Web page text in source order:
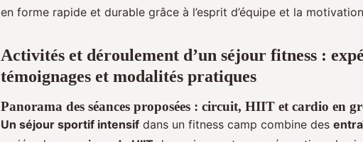
en forme rapide et durable grâce à l’esprit d’équipe et la
Activités et déroulement d’un séjour fitness :
témoignages et modalités pratiques
Panorama des séances proposées : circuit, HIIT et cardio en
Un séjour sportif intensif dans un fitness camp combine des